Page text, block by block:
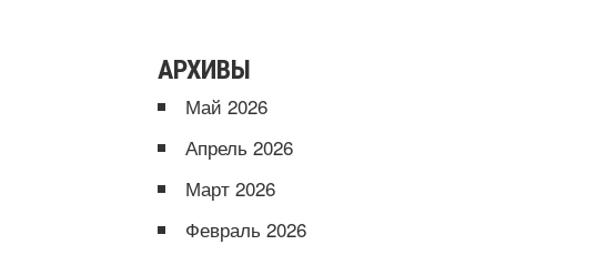
АРХИВЫ
Май 2026
Апрель 2026
Март 2026
Февраль 2026